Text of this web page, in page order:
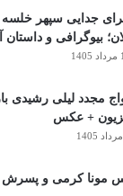
جدایی سپهر
بیوگرافی و داستان
مجدد لیلی رشیدی
+ عکس
مونا کرمی و پسرش